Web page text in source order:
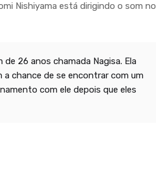
Nishiyama está dirigindo o som no
26 anos chamada Nagisa. Ela
chance de se encontrar com um
com ele depois que eles